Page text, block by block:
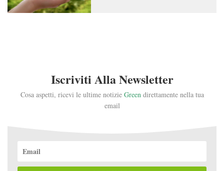
Iscriviti Alla Newsletter
Cosa aspetti, ricevi le ultime notizie Greendirettamente nella tua
email